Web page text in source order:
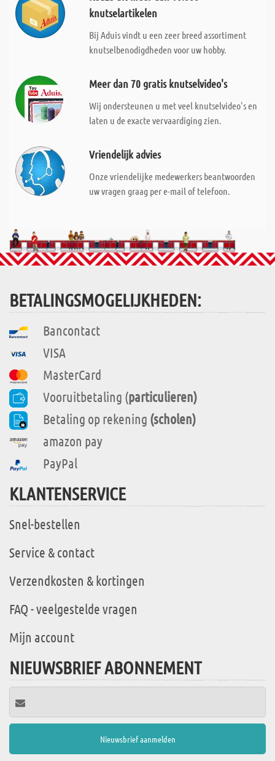
knutselartikelen
Bij Aduis vindt u een zeer breed assortiment
knutselbenodigdheden voor uw hobby.
Meer dan 70 gratis knutselvideo's
Wij ondersteunen u met veel knutselvideo's en
laten u de exacte vervaardiging zien.
Vriendelijk advies
Onze vriendelijke medewerkers beantwoorden
uw vragen graag per e-mail of telefoon.
BETALINGSMOGELIJKHEDEN:
Bancontact
VISA
MasterCard
Vooruitbetaling (particulieren)
Betaling op rekening (scholen)
amazon pay
PayPal
KLANTENSERVICE
Snel-bestellen
Service & contact
Verzendkosten & kortingen
FAQ - veelgestelde vragen
Mijn account
NIEUWSBRIEF ABONNEMENT